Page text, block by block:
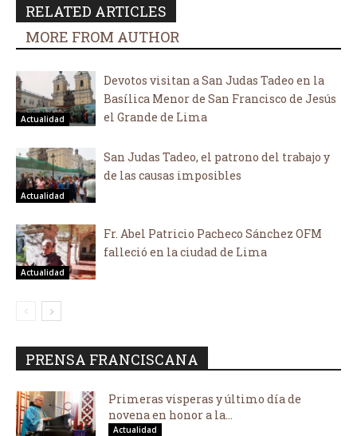
RELATED ARTICLES
MORE FROM AUTHOR
Actualidad
Devotos visitan a San Judas Tadeo en la
Basílica Menor de San Francisco de Jesús
el Grande de Lima
Actualidad
San Judas Tadeo, el patrono del trabajo y
de las causas imposibles
Actualidad
Fr. Abel Patricio Pacheco Sánchez OFM
falleció en la ciudad de Lima
PRENSA FRANCISCANA
Primeras visperas y último día de
novena en honor a la...
Actualidad